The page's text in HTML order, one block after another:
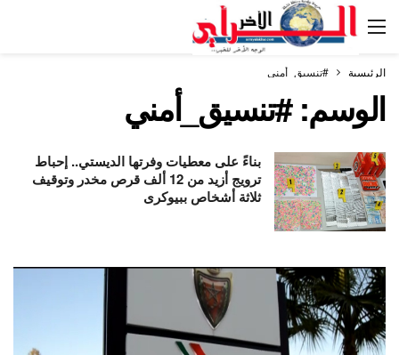
الرئيسية #تنسيق_أمني
الوسم:#تنسيق_أمني
بناءً على معطيات وفرتها الديستي.. إحباط
ترويج أزيد من 12 ألف قرص مخدر وتوقيف
ثلاثة أشخاص ببيوكرى